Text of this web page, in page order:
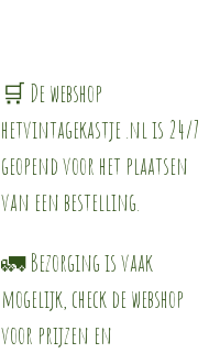
🛒 De webshop
hetvintagekastje .nl is 24/7
geopend voor het plaatsen
van een bestelling.
🚛 Bezorging is vaak
mogelijk, check de webshop
voor prijzen en